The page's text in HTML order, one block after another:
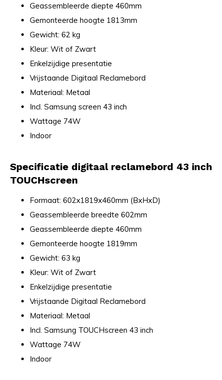
Geassembleerde diepte 460mm
Gemonteerde hoogte 1813mm
Gewicht: 62 kg
Kleur: Wit of Zwart
Enkelzijdige presentatie
Vrijstaande Digitaal Reclamebord
Materiaal: Metaal
Incl. Samsung screen 43 inch
Wattage 74W
Indoor
Specificatie digitaal reclamebord 43 inch
TOUCHscreen
Formaat: 602x1819x460mm (BxHxD)
Geassembleerde breedte 602mm
Geassembleerde diepte 460mm
Gemonteerde hoogte 1819mm
Gewicht: 63 kg
Kleur: Wit of Zwart
Enkelzijdige presentatie
Vrijstaande Digitaal Reclamebord
Materiaal: Metaal
Incl. Samsung TOUCHscreen 43 inch
Wattage 74W
Indoor